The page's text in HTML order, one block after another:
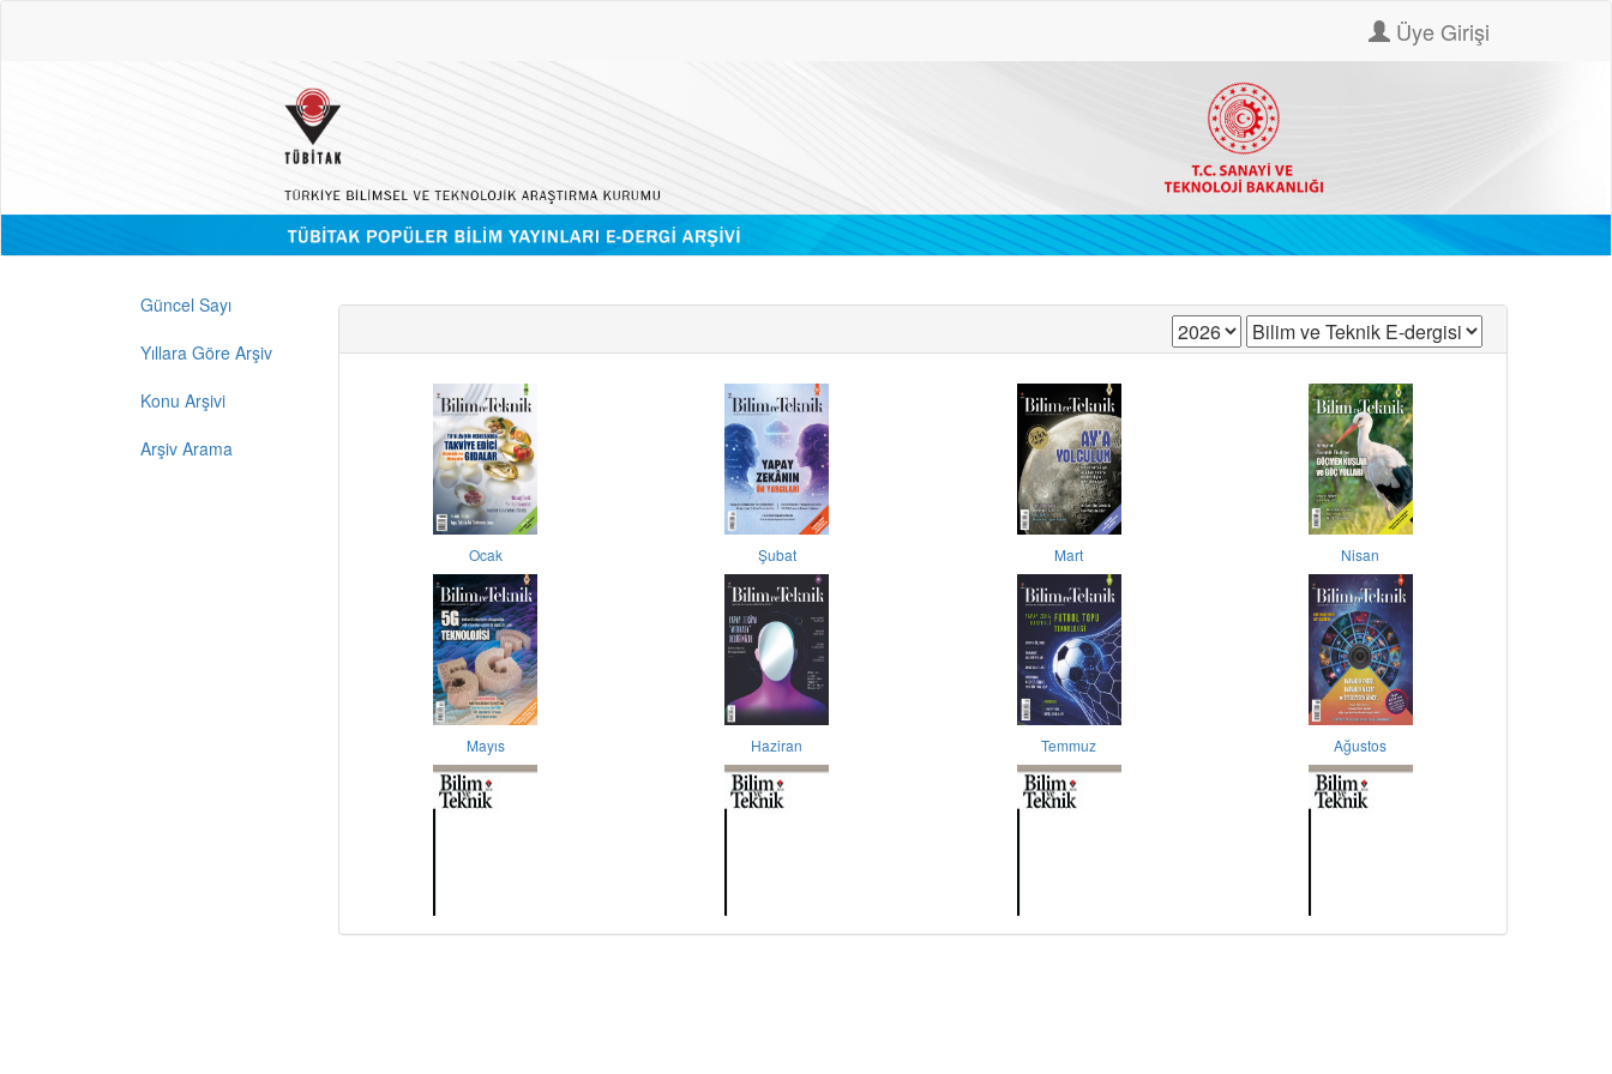
Üye Girişi
Güncel Sayı
Yıllara Göre Arşiv
Konu Arşivi
Arşiv Arama
Ocak Şubat Mart Nisan
Mayıs Haziran Temmuz Ağustos